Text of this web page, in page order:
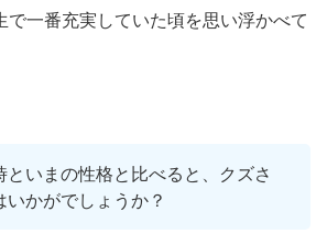
で一番充実していた頃を思い浮かべて
といまの性格と比べると、クズさ
いかがでしょうか？